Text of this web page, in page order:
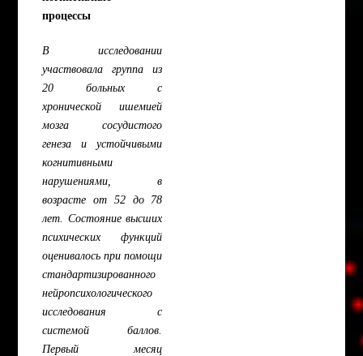
процессы
В исследовании
участвовала группа из
20 больных с
хронической ишемией
мозга сосудистого
генеза и устойчивыми
когнитивными
нарушениями, в
возрасте от 52 до 78
лет. Состояние высших
психических функций
оценивалось при помощи
стандартизированного
нейропсихологического
исследования с
системой баллов.
Первый месяц